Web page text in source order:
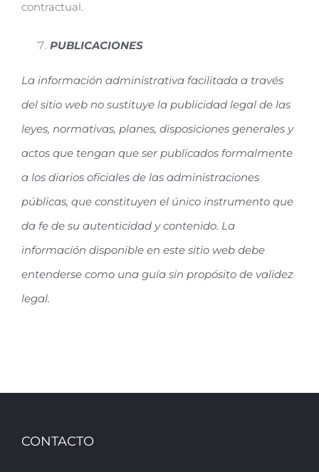
contractual.
PUBLICACIONES
La información administrativa facilitada a través
del sitio web no sustituye la publicidad legal de las
leyes, normativas, planes, disposiciones generales y
actos que tengan que ser publicados formalmente
a los diarios oficiales de las administraciones
públicas, que constituyen el único instrumento que
da fe de su autenticidad y contenido. La
información disponible en este sitio web debe
entenderse como una guía sin propósito de validez
legal.
CONTACTO